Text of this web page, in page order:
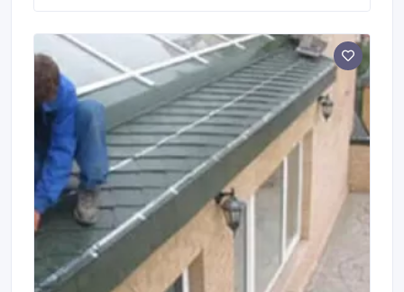
замкнутое пространство.